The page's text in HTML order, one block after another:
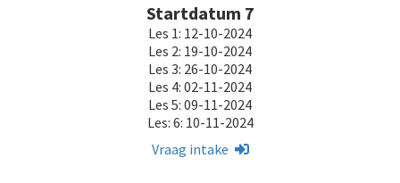
Startdatum 7
Les 1: 12-10-2024
Les 2: 19-10-2024
Les 3: 26-10-2024
Les 4: 02-11-2024
Les 5: 09-11-2024
Les: 6: 10-11-2024
Vraag intake